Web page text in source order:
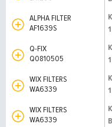
ALPHA FILTER
AF1639S
Q-FIX
Q0810505
WIX FILTERS
WA6339
WIX FILTERS
WA6339